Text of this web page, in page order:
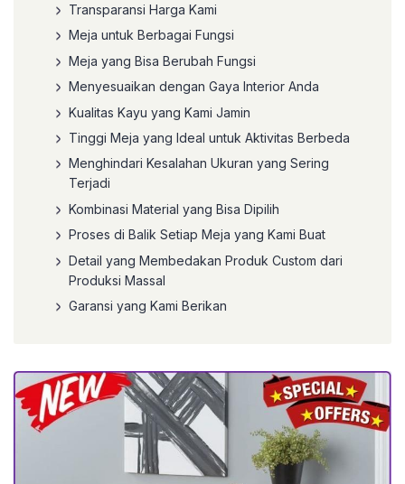
Transparansi Harga Kami
Meja untuk Berbagai Fungsi
Meja yang Bisa Berubah Fungsi
Menyesuaikan dengan Gaya Interior Anda
Kualitas Kayu yang Kami Jamin
Tinggi Meja yang Ideal untuk Aktivitas Berbeda
Menghindari Kesalahan Ukuran yang Sering
Terjadi
Kombinasi Material yang Bisa Dipilih
Proses di Balik Setiap Meja yang Kami Buat
Detail yang Membedakan Produk Custom dari
Produksi Massal
Garansi yang Kami Berikan